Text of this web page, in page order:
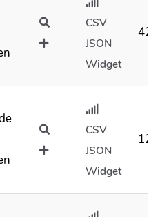
CSV
JSON
Widget
42
CSV
JSON
Widget